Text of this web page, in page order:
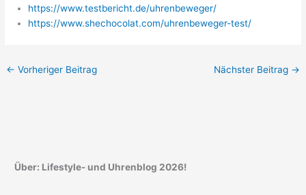
https://www.testbericht.de/uhrenbeweger/
https://www.shechocolat.com/uhrenbeweger-test/
← Vorheriger Beitrag Nächster Beitrag →
Über: Lifestyle- und Uhrenblog 2026!